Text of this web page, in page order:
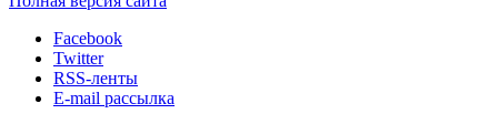
Facebook
Twitter
RSS-ленты
E-mail рассылка